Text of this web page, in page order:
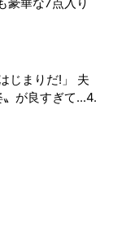
じまりだ!」 夫
が良すぎて...4.